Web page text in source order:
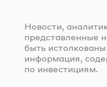
Новости,
представленные
быть
информация,
по инвестициям.